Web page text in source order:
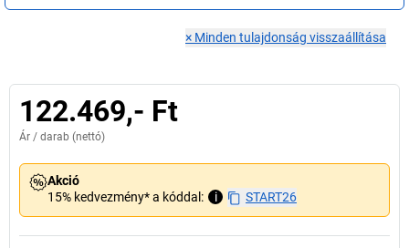
× Minden tulajdonság visszaállítása
122.469,- Ft
Ár / darab (nettó)
Akció
15% kedvezmény* a kóddal:
i START26